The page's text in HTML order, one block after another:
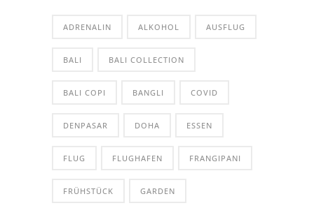
ADRENALIN ALKOHOL AUSFLUG
BALI BALI COLLECTION
BALI COPI BANGLI COVID
DENPASAR DOHA ESSEN
FLUG FLUGHAFEN FRANGIPANI
FRÜHSTÜCK GARDEN